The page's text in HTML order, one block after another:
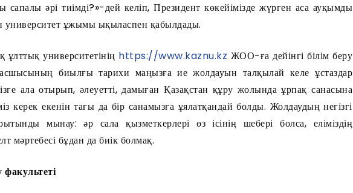
әрі тиімді?»-дей келіп, Президент көкейімізде жүрген аса ауқымды
университет ұжымы ықыласпен қабылдады.
университетінің https://www.kaznu.kz ЖОО-ға дейінгі білім беру
биылғы тарихи маңызға ие жолдауын талқылай келе ұстаздар
ала отырып, әлеуетті, дамыған Қазақстан құру жолында ұрпақ санасына
керек екенін тағы да бір санамызға ұялатқандай болды. Жолдаудың негізгі
мынау: әр сала қызметкерлері өз ісінің шебері болса, еліміздің
мәртебесі бұдан да биік болмақ.